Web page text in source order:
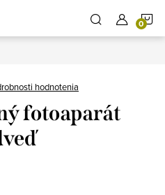
hodnotenia
fotoaparát